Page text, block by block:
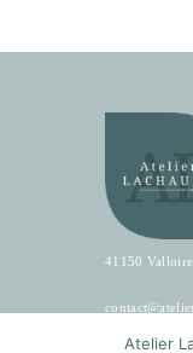
41150
Atelier